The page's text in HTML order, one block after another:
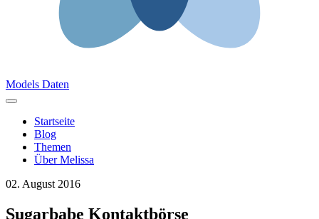
Models Daten
Startseite
Blog
Themen
Über Melissa
02. August 2016
Sugarbabe Kontaktbörse